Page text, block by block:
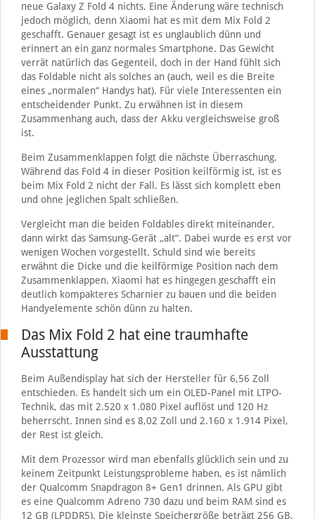
neue Galaxy Z Fold 4 nichts. Eine Änderung wäre technisch
jedoch möglich, denn Xiaomi hat es mit dem Mix Fold 2
geschafft. Genauer gesagt ist es unglaublich dünn und
erinnert an ein ganz normales Smartphone. Das Gewicht
verrät natürlich das Gegenteil, doch in der Hand fühlt sich
das Foldable nicht als solches an (auch, weil es die Breite
eines „normalen“ Handys hat). Für viele Interessenten ein
entscheidender Punkt. Zu erwähnen ist in diesem
Zusammenhang auch, dass der Akku vergleichsweise groß
ist.
Beim Zusammenklappen folgt die nächste Überraschung.
Während das Fold 4 in dieser Position keilförmig ist, ist es
beim Mix Fold 2 nicht der Fall. Es lässt sich komplett eben
und ohne jeglichen Spalt schließen.
Vergleicht man die beiden Foldables direkt miteinander,
dann wirkt das Samsung-Gerät „alt“. Dabei wurde es erst vor
wenigen Wochen vorgestellt. Schuld sind wie bereits
erwähnt die Dicke und die keilförmige Position nach dem
Zusammenklappen. Xiaomi hat es hingegen geschafft ein
deutlich kompakteres Scharnier zu bauen und die beiden
Handyelemente schön dünn zu halten.
Das Mix Fold 2 hat eine traumhafte
Ausstattung
Beim Außendisplay hat sich der Hersteller für 6,56 Zoll
entschieden. Es handelt sich um ein OLED-Panel mit LTPO-
Technik, das mit 2.520 x 1.080 Pixel auflöst und 120 Hz
beherrscht. Innen sind es 8,02 Zoll und 2.160 x 1.914 Pixel,
der Rest ist gleich.
Mit dem Prozessor wird man ebenfalls glücklich sein und zu
keinem Zeitpunkt Leistungsprobleme haben, es ist nämlich
der Qualcomm Snapdragon 8+ Gen1 drinnen. Als GPU gibt
es eine Qualcomm Adreno 730 dazu und beim RAM sind es
12 GB (LPDDR5). Die kleinste Speichergröße beträgt 256 GB,